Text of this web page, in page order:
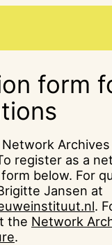
form
tions
register as a
below. For
Jansen at
.
the Network
.